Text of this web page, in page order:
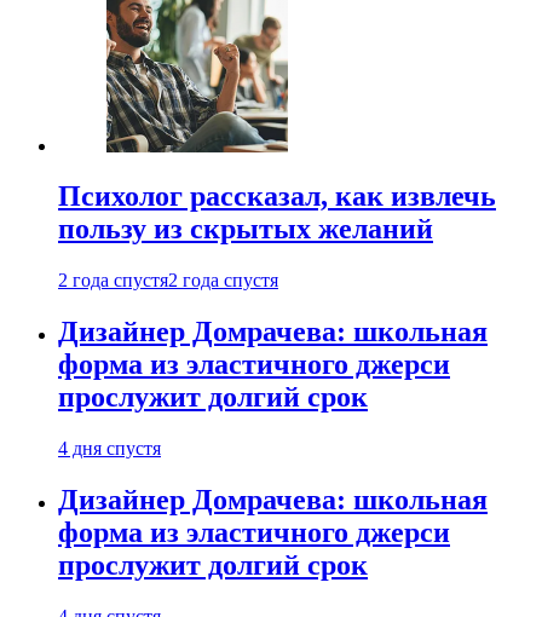
Психолог рассказал, как извлечь
пользу из скрытых желаний
2 года спустя2 года спустя
Дизайнер Домрачева: школьная
форма из эластичного джерси
прослужит долгий срок
4 дня спустя
Дизайнер Домрачева: школьная
форма из эластичного джерси
прослужит долгий срок